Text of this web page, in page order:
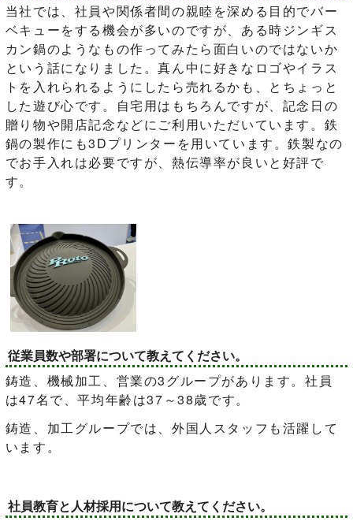
当社では、社員や関係者間の親睦を深める目的でバー
ベキューをする機会が多いのですが、ある時ジンギス
カン鍋のようなもの作ってみたら面白いのではないか
という話になりました。真ん中に好きなロゴやイラス
トを入れられるようにしたら売れるかも、とちょっと
した遊び心です。自宅用はもちろんですが、記念日の
贈り物や開店記念などにご利用いただいています。鉄
鍋の製作にも3Dプリンターを用いています。鉄製なの
でお手入れは必要ですが、熱伝導率が良いと好評で
す。
従業員数や部署について教えてください。
鋳造、機械加工、営業の3グループがあります。社員
は47名で、平均年齢は37～38歳です。
鋳造、加工グループでは、外国人スタッフも活躍して
います。
社員教育と人材採用について教えてください。